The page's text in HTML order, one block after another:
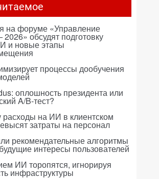
на форуме «Управление
обсудят подготовку
и новые этапы
процессы дообучения
оплошность президента или
A/B-тест?
расходы на ИИ в клиентском
затраты на персонал
рекомендательные алгоритмы
интересы пользователей
ИИ торопятся, игнорируя
инфраструктуры